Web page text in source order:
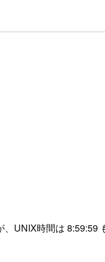
UNIX時間は 8:59:59